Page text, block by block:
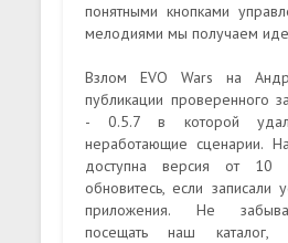
понятными кнопками
мелодиями мы получаем
Взлом EVO Wars на
публикации проверенного
- 0.5.7 в которой
неработающие сценарии.
доступна версия от 10
обновитесь, если записали
приложения. Не
посещать наш каталог,